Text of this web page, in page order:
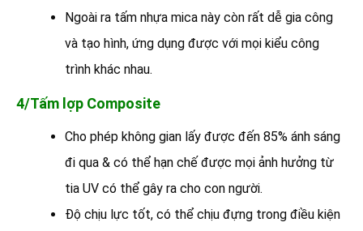
Ngoài ra tấm nhựa mica này còn rất dễ gia công
và tạo hình, ứng dụng được với mọi kiểu công
trình khác nhau.
4/Tấm lợp Composite
Cho phép không gian lấy được đến 85% ánh sáng
đi qua & có thể hạn chế được mọi ảnh hưởng từ
tia UV có thể gây ra cho con người.
Độ chịu lực tốt, có thể chịu đựng trong điều kiện